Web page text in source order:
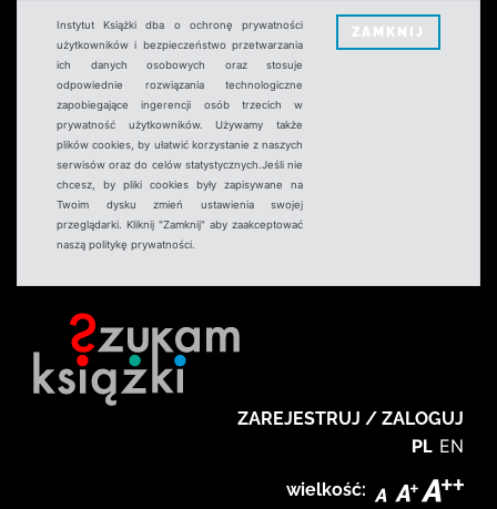
Instytut Książki dba o ochronę prywatności
użytkowników i bezpieczeństwo przetwarzania
ich danych osobowych oraz stosuje
odpowiednie rozwiązania technologiczne
zapobiegające ingerencji osób trzecich w
prywatność użytkowników. Używamy także
plików cookies, by ułatwić korzystanie z naszych
serwisów oraz do celów statystycznych.Jeśli nie
chcesz, by pliki cookies były zapisywane na
Twoim dysku zmień ustawienia swojej
przeglądarki. Kliknij "Zamknij" aby zaakceptować
naszą politykę prywatności.
ZAMKNIJ
ZAREJESTRUJ / ZALOGUJ
PL EN
wielkość: